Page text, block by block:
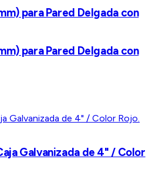
para Pared Delgada con
para Pared Delgada con
Galvanizada de 4" / Color